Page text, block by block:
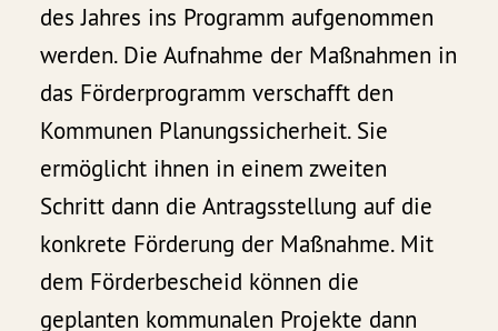
des Jahres ins Programm aufgenommen
werden. Die Aufnahme der Maßnahmen in
das Förderprogramm verschafft den
Kommunen Planungssicherheit. Sie
ermöglicht ihnen in einem zweiten
Schritt dann die Antragsstellung auf die
konkrete Förderung der Maßnahme. Mit
dem Förderbescheid können die
geplanten kommunalen Projekte dann